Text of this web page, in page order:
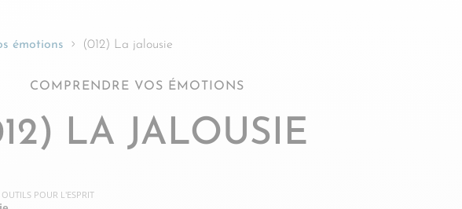
émotions (012) La jalousie
COMPRENDRE VOS ÉMOTIONS
LA JALOUSIE